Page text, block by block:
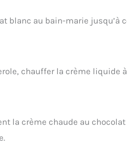
blanc au bain-marie jusqu’à
chauffer la crème liquide
la crème chaude au